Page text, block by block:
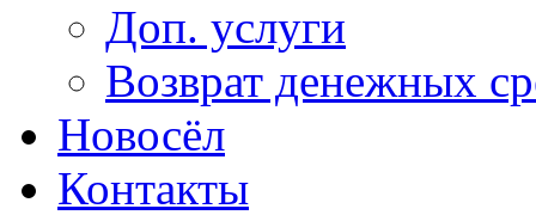
Доп. услуги
Возврат денежных
Новосёл
Контакты